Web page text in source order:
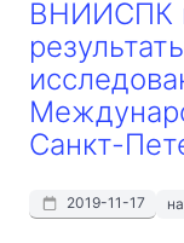
ВНИИСПК
Санкт-
2019-11-17